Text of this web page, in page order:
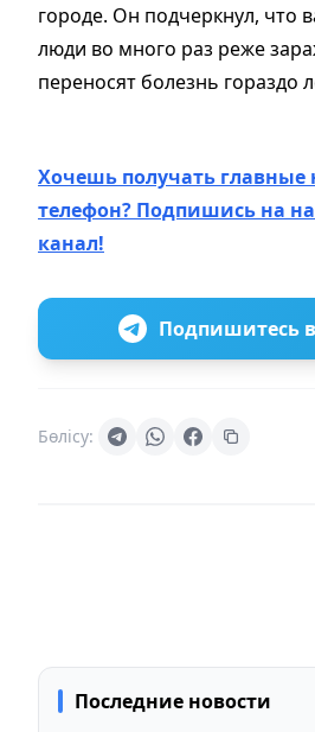
городе. Он подчеркнул, что
люди во много раз реже
переносят болезнь гораздо
Хочешь получать главные
телефон? Подпишись на
канал!
Подпишитесь
Бөлісу:
Последние новости